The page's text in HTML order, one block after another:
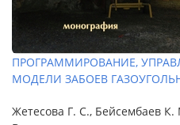
ПРОГРАММИРОВАНИЕ,
МОДЕЛИ ЗАБОЕВ
Жетесова Г. С., Бейсембаев